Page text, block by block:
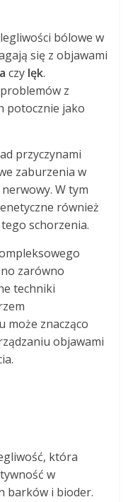
bólowe w
się z objawami
czy lęk.
z
potocznie jako
przyczynami
zaburzenia w
W tym
również
schorzenia.
zarówno
techniki
może znacząco
objawami
która
w
barków i bioder.